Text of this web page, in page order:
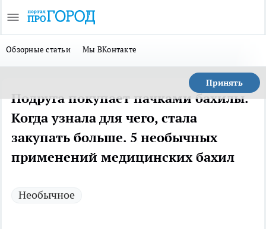
Обзорные статьи Мы ВКонтакте
Принять
Подруга покупает пачками бахилы.
Когда узнала для чего, стала
закупать больше. 5 необычных
применений медицинских бахил
Необычное